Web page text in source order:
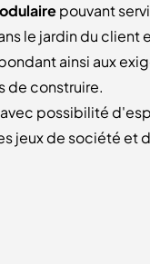
pouvant
le jardin du client
ainsi aux
de construire.
possibilité
jeux de société et